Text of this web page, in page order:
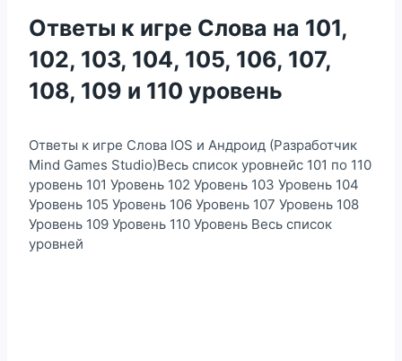
Ответы к игре Слова на 101,
102, 103, 104, 105, 106, 107,
108, 109 и 110 уровень
Ответы к игре Слова IOS и Андроид (Разработчик
Mind Games Studio)Весь список уровнейс 101 по 110
уровень 101 Уровень 102 Уровень 103 Уровень 104
Уровень 105 Уровень 106 Уровень 107 Уровень 108
Уровень 109 Уровень 110 Уровень Весь список
уровней